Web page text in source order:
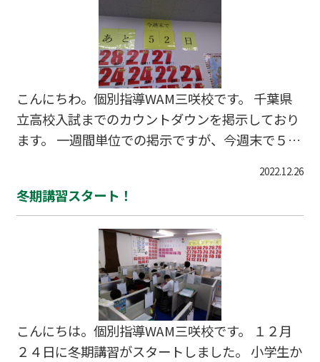
こんにちわ。個別指導WAM三咲校です。 千葉県
立高校入試までのカウントダウンを掲示しており
ます。 一週間単位での掲示ですが、今週末で５２
はもちろん、１月以降も受験生とともに、しっか
2022.12.26
冬期講習スタート！
こんにちは。個別指導WAM三咲校です。 １２月
２４日に冬期講習がスタートしました。 小学生か